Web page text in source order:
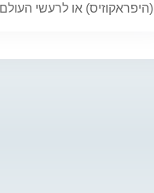
(היפראקוזיס) או לרעשי